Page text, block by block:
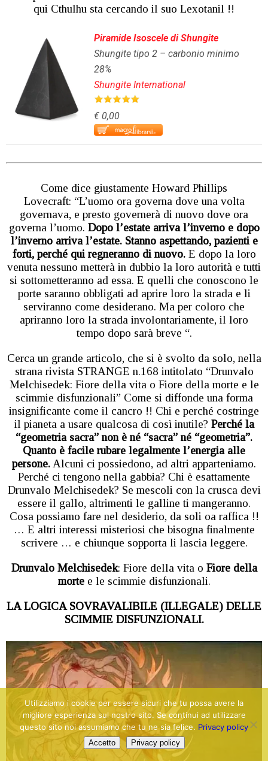
qui Cthulhu sta cercando il suo Lexotanil !!
Piramide Isoscele di Shungite
Shungite tipo 2 – carbonio minimo
28%
Shungite International
€ 0,00
Come dice giustamente Howard Phillips
Lovecraft: “L’uomo ora governa dove una volta
governava, e presto governerà di nuovo dove ora
governa l’uomo. Dopo l’estate arriva l’inverno e dopo
l’inverno arriva l’estate. Stanno aspettando, pazienti e
forti, perché qui regneranno di nuovo. E dopo la loro
venuta nessuno metterà in dubbio la loro autorità e tutti
si sottometteranno ad essa. E quelli che conoscono le
porte saranno obbligati ad aprire loro la strada e li
serviranno come desiderano. Ma per coloro che
apriranno loro la strada involontariamente, il loro
tempo dopo sarà breve “.
Cerca un grande articolo, che si è svolto da solo, nella
strana rivista STRANGE n.168 intitolato “Drunvalo
Melchisedek: Fiore della vita o Fiore della morte e le
scimmie disfunzionali” Come si diffonde una forma
insignificante come il cancro !! Chi e perché costringe
il pianeta a usare qualcosa di così inutile? Perché la
“geometria sacra” non è né “sacra” né “geometria”.
Quanto è facile rubare legalmente l’energia alle
persone.Alcuni ci possiedono, ad altri apparteniamo.
Perché ci tengono nella gabbia? Chi è esattamente
Drunvalo Melchisedek? Se mescoli con la crusca devi
essere il gallo, altrimenti le galline ti mangeranno.
Cosa possiamo fare nel desiderio, da soli oa raffica !!
… E altri interessi misteriosi che bisogna finalmente
scrivere … e chiunque sopporta li lascia leggere.
Drunvalo Melchisedek: Fiore della vita o Fiore della
mortee le scimmie disfunzionali.
LA LOGICA SOVRAVALIBILE (ILLEGALE) DELLE
SCIMMIE DISFUNZIONALI.
Utilizziamo i cookie per essere sicuri che tu possa avere la
migliore esperienza sul nostro sito. Se continui ad utilizzare
questo sito noi assumiamo che tu ne sia felice. Privacy policy
Accetto Privacy policy